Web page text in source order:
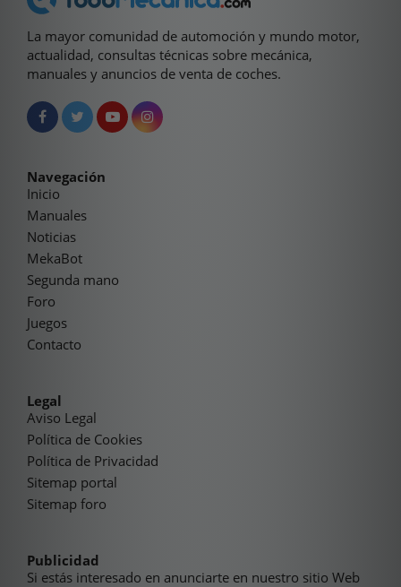
La mayor comunidad de automoción y mundo motor,
actualidad, consultas técnicas sobre mecánica,
manuales y anuncios de venta de coches.
Navegación
Inicio
Manuales
Noticias
MekaBot
Segunda mano
Foro
Juegos
Contacto
Legal
Aviso Legal
Política de Cookies
Política de Privacidad
Sitemap portal
Sitemap foro
Publicidad
Si estás interesado en anunciarte en nuestro sitio Web